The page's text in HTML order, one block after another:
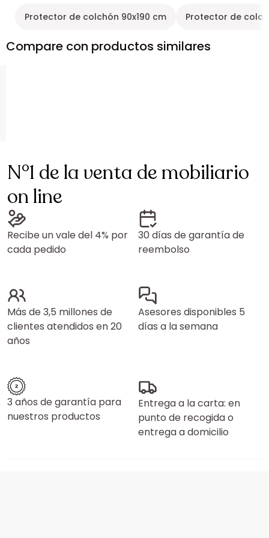
Protector de colchón 90x190 cm Protector de
Compare con productos similares
N°1 de la venta de mobiliario
on line
Recibe un vale del 4% por
cada pedido
30 días de garantía de
reembolso
Más de 3,5 millones de
clientes atendidos en 20
años
Asesores disponibles 5
días a la semana
3 años de garantía para
nuestros productos
Entrega a la carta: en
punto de recogida o
entrega a domicilio